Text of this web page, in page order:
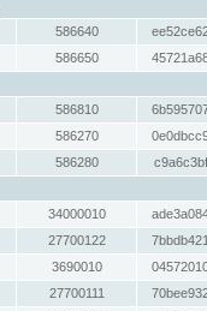
586640
586650
586810
586270
586280
34000010
27700122
3690010
27700111